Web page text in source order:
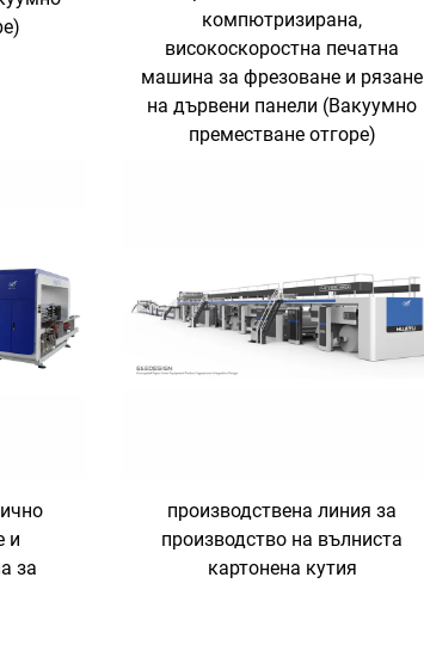
компютризирана,
високоскоростна печатна
машина за фрезоване и рязане
на дървени панели (Вакуумно
преместване отгоре)
и
за
производствена линия за
производство на вълниста
картонена кутия